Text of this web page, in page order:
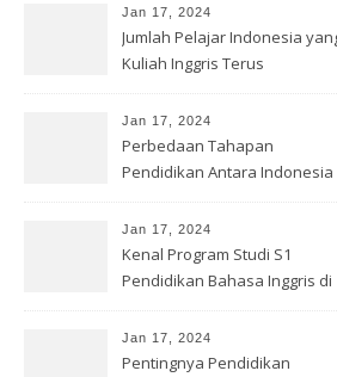
Jan 17, 2024
Jumlah Pelajar Indonesia
Kuliah Inggris Terus
Jan 17, 2024
Perbedaan Tahapan
Pendidikan Antara Indonesia
Jan 17, 2024
Kenal Program Studi S1
Pendidikan Bahasa Inggris di
Jan 17, 2024
Pentingnya Pendidikan